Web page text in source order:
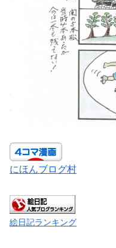
にほんブログ村
絵日記ランキング